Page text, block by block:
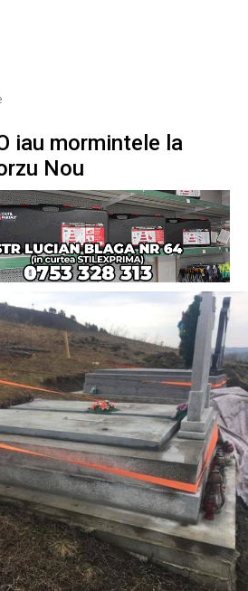
iau mormintele la
Nou